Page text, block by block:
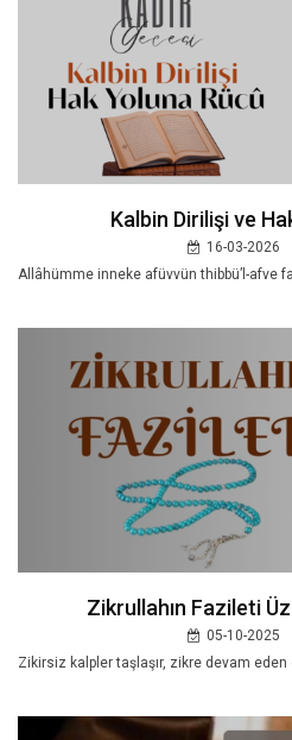
Kalbin Dirilişi ve
16-03-2026
Allâhümme inneke afüvvün thibbü’l-afve
Zikrullahın Fazileti
05-10-2025
Zikirsiz kalpler taşlaşır, zikre devam